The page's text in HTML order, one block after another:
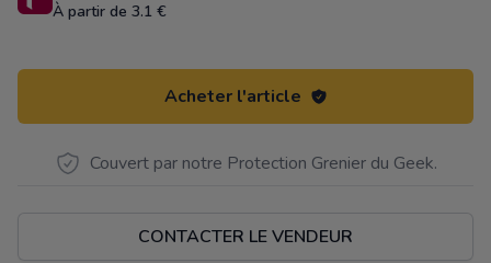
À partir de 3.1 €
Acheter l'article
Couvert par notre Protection Grenier du Geek.
CONTACTER LE VENDEUR